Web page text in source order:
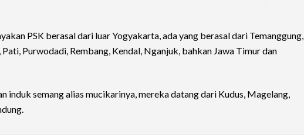
PSK berasal dari luar Yogyakarta, ada yang berasal dari Temanggung,
Pati, Purwodadi, Rembang, Kendal, Nganjuk, bahkan Jawa Timur dan
induk semang alias mucikarinya, mereka datang dari Kudus, Magelang,